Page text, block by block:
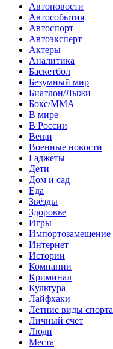
Автоновости
Автособытия
Автоспорт
Автоэксперт
Актеры
Аналитика
Баскетбол
Безумный мир
Биатлон/Лыжи
Бокс/MMA
В мире
В России
Вещи
Военные новости
Гаджеты
Дети
Дом и сад
Еда
Звёзды
Здоровье
Игры
Импортозамещение
Интернет
Истории
Компании
Криминал
Культура
Лайфхаки
Летние виды спорта
Личный счет
Люди
Места